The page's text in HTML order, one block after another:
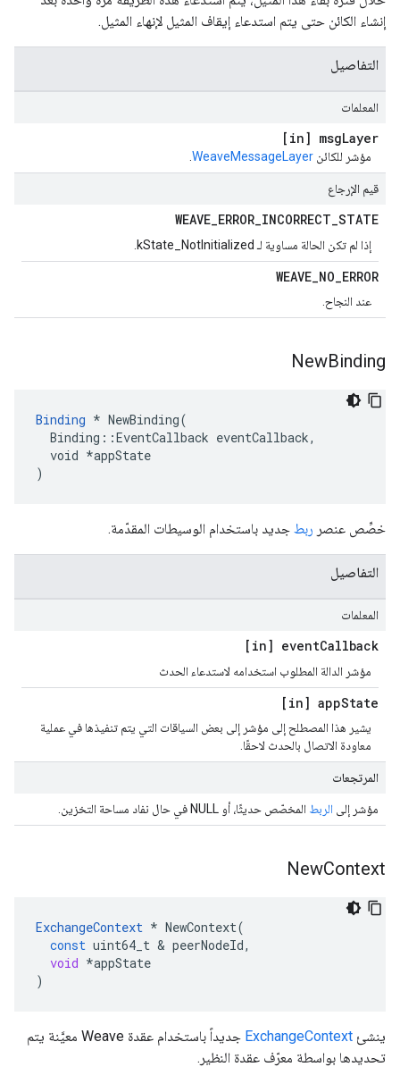
إنشاء الكائن حتى يتم استدعاء إيقاف المثيل لإنهاء المثيل.
التفاصيل
المعلمات
[in] msgLayer
مؤشر للكائن WeaveMessageLayer
قيم الإرجاع
WEAVE_ERROR_INCORRECT_STATE
إذا لم تكن الحالة مساوية لـ kState_NotInitialized.
WEAVE_NO_ERROR
عند النجاح.
NewBinding
Binding * NewBinding(
  Binding::EventCallback eventCallback,
  void *appState
)
خصِّص عنصر ربط جديد باستخدام الوسيطات المقدّمة.
التفاصيل
المعلمات
[in] eventCallback
مؤشر الدالة المطلوب استخدامه لاستدعاء الحدث
[in] appState
يشير هذا المصطلح إلى مؤشر إلى بعض السياقات التي يتم تنفيذها في عملية
معاودة الاتصال بالحدث لاحقًا.
المرتجعات
مؤشر إلى الربط المخصّص حديثًا، أو NULL في حال نفاد مساحة التخزين.
NewContext
ExchangeContext * NewContext(
const uint64_t & peerNodeId,
void *appState
)
ينشئ ExchangeContext
جديداً باستخدام عقدة Weave معيَّنة يتم
تحديدها بواسطة معرّف عقدة النظير.